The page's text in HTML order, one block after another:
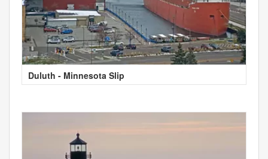
Duluth - Minnesota Slip